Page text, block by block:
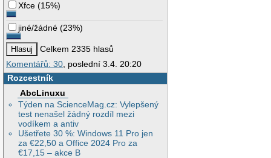
Xfce (15%)
jiné/žádné (23%)
Celkem 2335 hlasů
Komentářů: 30, poslední 3.4. 20:20
Rozcestník
AbcLinuxu
Týden na ScienceMag.cz: Vylepšený
test nenašel žádný rozdíl mezi
vodíkem a antiv
Ušetřete 30 %: Windows 11 Pro jen
za €22,50 a Office 2024 Pro za
€17,15 – akce B